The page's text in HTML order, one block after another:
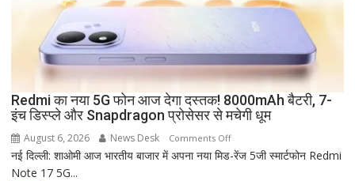
Bank
सिटीजन
को
मिल
ज्यादा
Redmi का नया 5G फोन आज देगा दस्तक! 8000mAh बैटरी, 7-
इंच डिस्प्ले और Snapdragon प्रोसेसर से मचेगी धूम
August 6, 2026 News Desk Comments Offon
Redmi
नई दिल्ली: शाओमी आज भारतीय बाजार में अपना नया मिड-रेंज 5जी स्मार्टफोन Redmi
Note 17 5G...